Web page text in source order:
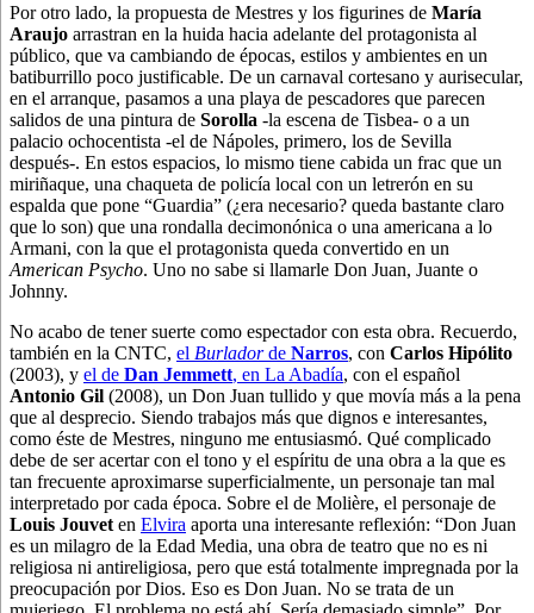
Por otro lado, la propuesta de Mestres y los figurines de María
Araujo arrastran en la huida hacia adelante del protagonista al
público, que va cambiando de épocas, estilos y ambientes en un
batiburrillo poco justificable. De un carnaval cortesano y aurisecular,
en el arranque, pasamos a una playa de pescadores que parecen
salidos de una pintura de Sorolla -la escena de Tisbea- o a un
palacio ochocentista -el de Nápoles, primero, los de Sevilla
después-. En estos espacios, lo mismo tiene cabida un frac que un
miriñaque, una chaqueta de policía local con un letrerón en su
espalda que pone “Guardia” (¿era necesario? queda bastante claro
que lo son) que una rondalla decimonónica o una americana a lo
Armani, con la que el protagonista queda convertido en un
American Psycho. Uno no sabe si llamarle Don Juan, Juante o
Johnny.
No acabo de tener suerte como espectador con esta obra. Recuerdo,
también en la CNTC, el Burladorde Narros, con Carlos Hipólito
(2003), y el de Dan Jemmett, en La Abadía, con el español
Antonio Gil (2008), un Don Juan tullido y que movía más a la pena
que al desprecio. Siendo trabajos más que dignos e interesantes,
como éste de Mestres, ninguno me entusiasmó. Qué complicado
debe de ser acertar con el tono y el espíritu de una obra a la que es
tan frecuente aproximarse superficialmente, un personaje tan mal
interpretado por cada época. Sobre el de Molière, el personaje de
Louis Jouvet en Elvira aporta una interesante reflexión: “Don Juan
es un milagro de la Edad Media, una obra de teatro que no es ni
religiosa ni antireligiosa, pero que está totalmente impregnada por la
preocupación por Dios. Eso es Don Juan. No se trata de un